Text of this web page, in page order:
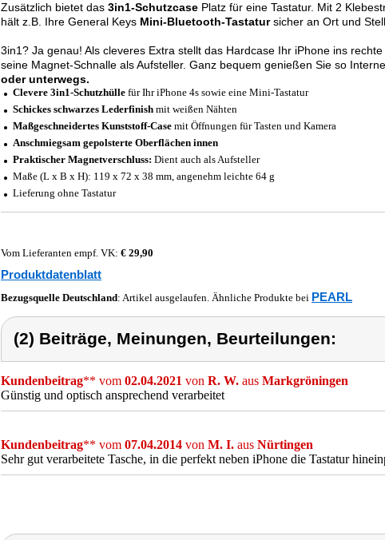
Zusätzlich bietet das 3in1-Schutzcase Platz für eine Tastatur. Mit 2
hält z.B. Ihre General Keys Mini-Bluetooth-Tastatursicher an Ort und
3in1? Ja genau! Als cleveres Extra stellt das Hardcase Ihr iPhone ins
seine Magnet-Schnalle als Aufsteller. Ganz bequem genießen Sie so
oder unterwegs.
Clevere 3in1-Schutzhülle für Ihr iPhone 4s sowie eine Mini-Tastatur
Schickes schwarzes Lederfinish mit weißen Nähten
Maßgeschneidertes Kunststoff-Case mit Öffnungen für Tasten und Kamera
Anschmiegsam gepolsterte Oberflächen innen
Praktischer Magnetverschluss: Dient auch als Aufsteller
Maße (L x B x H): 119 x 72 x 38 mm, angenehm leichte 64 g
Lieferung ohne Tastatur
Vom Lieferanten empf. VK: € 29,90
Produktdatenblatt
Bezugsquelle Deutschland: Artikel ausgelaufen. Ähnliche Produkte bei PEARL
(2) Beiträge, Meinungen, Beurteilungen:
Kundenbeitrag** vom 02.04.2021 von R. W. aus Markgröningen
Günstig und optisch ansprechend verarbeitet
Kundenbeitrag** vom 07.04.2014 von M. I. aus Nürtingen
Sehr gut verarbeitete Tasche, in die perfekt neben iPhone die Tastatur